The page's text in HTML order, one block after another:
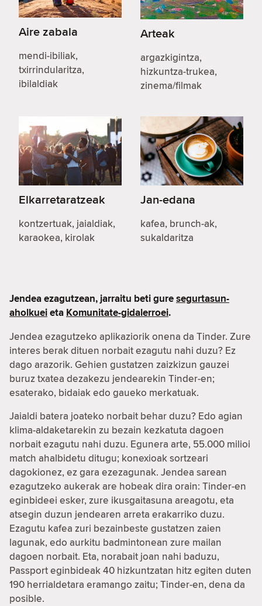
Aire zabala
mendi-ibiliak,
txirrindularitza,
ibilaldiak
Arteak
argazkigintza,
hizkuntza-trukea,
zinema/filmak
Elkarretaratzeak
kontzertuak, jaialdiak,
karaokea, kirolak
Jan-edana
kafea, brunch-ak,
sukaldaritza
Jendea ezagutzean, jarraitu beti guresegurtasun-
aholkueieta Komunitate-gidalerroei.
Jendea ezagutzeko aplikaziorik onena da Tinder. Zure
interes berak dituen norbait ezagutu nahi duzu? Ez
dago arazorik. Gehien gustatzen zaizkizun gauzei
buruz txatea dezakezu jendearekin Tinder-en;
esaterako, bidaiak edo gaueko merkatuak.
Jaialdi batera joateko norbait behar duzu? Edo agian
klima-aldaketarekin zu bezain kezkatuta dagoen
norbait ezagutu nahi duzu. Egunera arte, 55.000 milioi
match ahalbidetu ditugu; konexioak sortzeari
dagokionez, ez gara ezezagunak. Jendea sarean
ezagutzeko aukerak are hobeak dira orain: Tinder-en
eginbideei esker, zure ikusgaitasuna areagotu, eta
atsegin duzun jendearen arreta erakarriko duzu.
Ezagutu kafea zuri bezainbeste gustatzen zaien
lagunak, edo aurkitu badmintonean zure mailan
dagoen norbait. Eta, norabait joan nahi baduzu,
Passport eginbideak 40 hizkuntzatan hitz egiten duten
190 herrialdetara eramango zaitu; Tinder-en, dena da
posible.